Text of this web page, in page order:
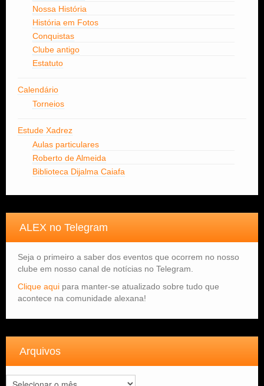
Nossa História
História em Fotos
Conquistas
Clube antigo
Estatuto
Calendário
Torneios
Estude Xadrez
Aulas particulares
Roberto de Almeida
Biblioteca Dijalma Caiafa
ALEX no Telegram
Seja o primeiro a saber dos eventos que ocorrem no nosso
clube em nosso canal de notícias no Telegram.
Clique aqui para manter-se atualizado sobre tudo que
acontece na comunidade alexana!
Arquivos
Arquivos